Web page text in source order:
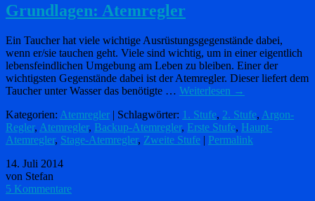
Grundlagen: Atemregler
Ein Taucher hat viele wichtige Ausrüstungsgegenstände dabei,
wenn er/sie tauchen geht. Viele sind wichtig, um in einer eigentlich
lebensfeindlichen Umgebung am Leben zu bleiben. Einer der
wichtigsten Gegenstände dabei ist der Atemregler. Dieser liefert dem
Taucher unter Wasser das benötigte … Weiterlesen →
Kategorien: Atemregler | Schlagwörter: 1. Stufe, 2. Stufe, Argon-
Regler, Atemregler, Backup-Atemregler, Erste Stufe, Haupt-
Atemregler, Stage-Atemregler, Zweite Stufe | Permalink
14. Juli 2014
von Stefan
5 Kommentare